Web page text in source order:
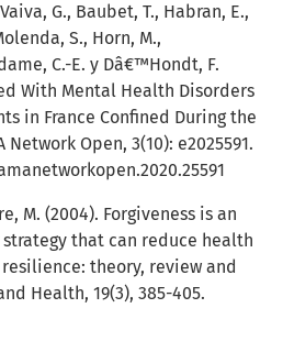
G., Baubet, T., Habran, E.,
S., Horn, M.,
C.-E. y Dâ€™Hondt, F.
With Mental Health Disorders
in France Confined During the
Network Open, 3(10): e2025591.
M. (2004). Forgiveness is an
that can reduce health
theory, review and
Health, 19(3), 385-405.